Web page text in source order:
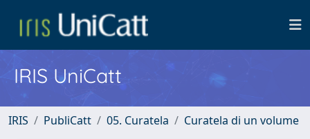
IRIS UniCatt
IRIS PubliCatt 05. Curatela Curatela di un volume